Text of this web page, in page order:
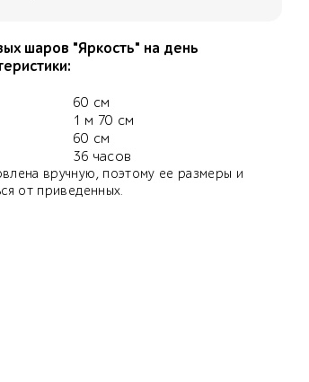
шаров "Яркость" на день
60 см
1 м 70 см
60 см
36 часов
вручную, поэтому ее размеры и
от приведенных.